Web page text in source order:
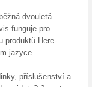
a